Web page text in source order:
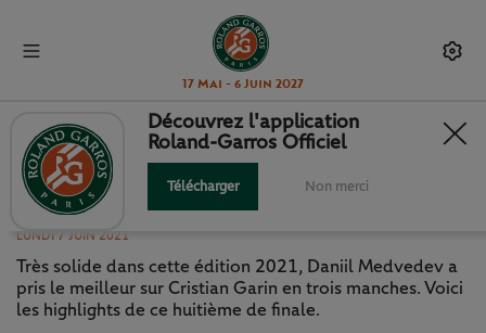
17 Mai - 6 Juin 2027
HIGHLIGHTS : MEDVEDEV -
GARIN
LUNDI 7 JUIN 2021
Très solide dans cette édition 2021, Daniil Medvedev a
pris le meilleur sur Cristian Garin en trois manches. Voici
les highlights de ce huitième de finale.
Découvrez l'application
Roland-Garros Officiel
Télécharger Non merci